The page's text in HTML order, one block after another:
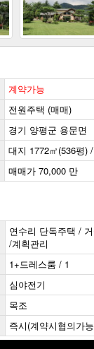
계약가능
전원주택 (매매)
경기 양평군 용문면
대지 1772㎡(536평)
매매가 70,000 만
연수리 단독주택 /
/계획관리
1+드레스룸 / 1
심야전기
목조
즉시(계약시협의가